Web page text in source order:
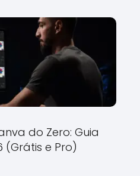
do Zero: Guia
(Grátis e Pro)